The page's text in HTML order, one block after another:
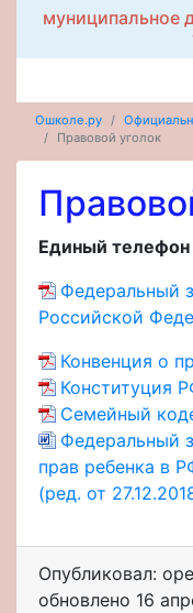
муниципальное
Ошколе.ру
Правовой уголок
Единый
Федеральный
Российской
Конвенция о
Конституция
Семейный
Федеральный
прав ребенка в
(ред. от
Опубликовал:
обновлено 16